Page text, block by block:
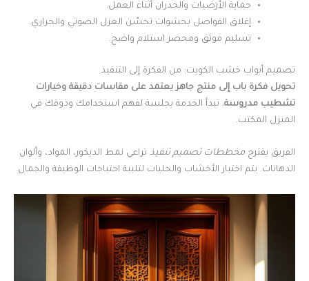
حماية الأرضيات والجدران أثناء العمل.
إغلاق الفواصل بحشوات تحسّن العزل الصوتي والحراري.
تسليم موثق ومحضر استلام واضح.
تصميم أبواب خشب الكويت: من الفكرة إلى التنفيذ
تحويل فكرة باب إلى منتج جاهز يعتمد على مقاسات دقيقة وخيارات
تشطيب مدروسة. تبدأ الخدمة بجلسة لفهم استخدامك وذوقك في
المنزل المكتب.
الفريق يقترح مخططات تصميم تنفيذ تراعي نمط الديكور، المواد، وألوان
الدهانات. يتم اختيار الأخشاب والحليات لتلبية احتياجات الوظيفة والجمال.